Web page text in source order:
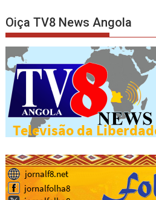
Oiça TV8 News Angola